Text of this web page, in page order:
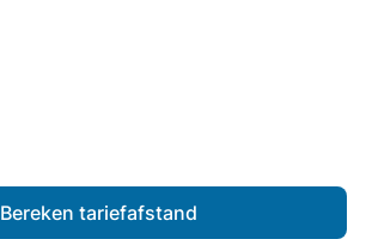
Bereken tariefafstand